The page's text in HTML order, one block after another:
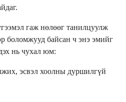
гаж нөлөөг танилцуулж
боломжууд байсан ч энэ эмийг
нь чухал юм:
эсвэл хоолны дуршилгүй